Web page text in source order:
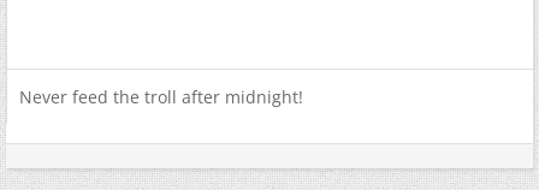
Never feed the troll after midnight!